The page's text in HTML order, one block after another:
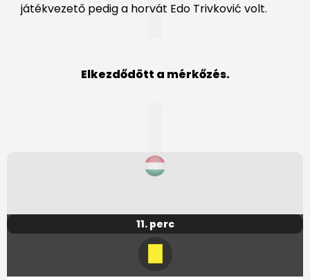
játékvezető pedig a horvát Edo Trivković volt.
Elkezdődött a mérkőzés.
11. perc